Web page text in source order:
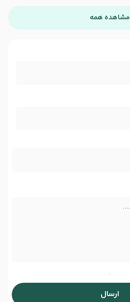
مشاهده همه
ارسال